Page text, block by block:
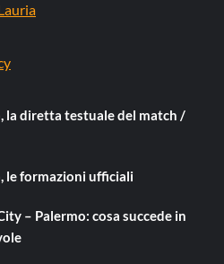
la diretta testuale del match /
le formazioni ufficiali
– Palermo: cosa succede in